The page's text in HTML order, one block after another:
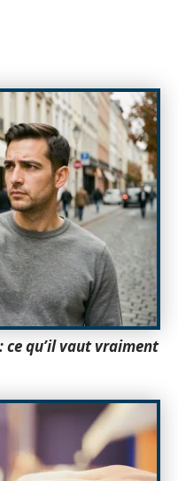
ce qu’il vaut vraiment